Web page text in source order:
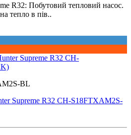
R32: Побутовий тепловий насос.
тепло в пів..
BL
Supreme R32 CH-S18FTXAM2S-